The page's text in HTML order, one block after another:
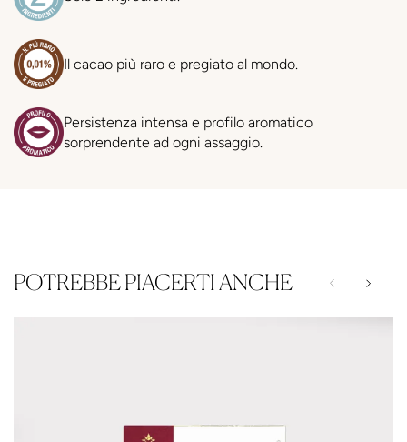
Il cacao più raro e pregiato al mondo.
Persistenza intensa e profilo aromatico
sorprendente ad ogni assaggio.
POTREBBE PIACERTI ANCHE